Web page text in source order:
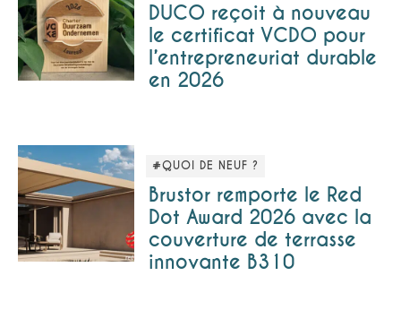
DUCO reçoit à nouveau
le certificat VCDO pour
l’entrepreneuriat durable
en 2026
#QUOI DE NEUF ?
Brustor remporte le Red
Dot Award 2026 avec la
couverture de terrasse
innovante B310